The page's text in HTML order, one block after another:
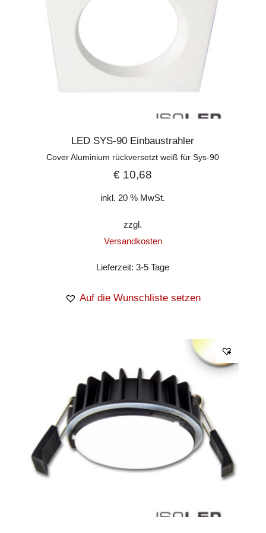
LED SYS-90 Einbaustrahler
Cover Aluminium rückversetzt weiß für Sys-90
€ 10,68
inkl. 20 % MwSt.
zzgl.
Versandkosten
Lieferzeit:3-5 Tage
Auf die Wunschliste setzen